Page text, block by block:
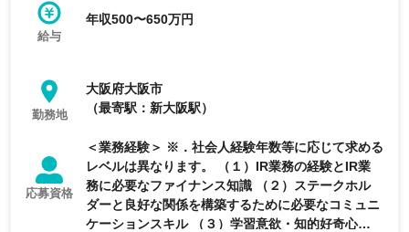
給与
年収500〜650万円
勤務地
大阪府大阪市
（最寄駅：新大阪駅）
応募資格
＜業務経験＞ ※．社会人経験年数等に応じて求める
レベルは異なります。 （１）IR業務の経験とIR業
務に必要なファイナンス知識 （２）ステークホル
ダーと良好な関係を構築するために必要なコミュニ
ケーションスキル （３）学習意欲・知的好奇心